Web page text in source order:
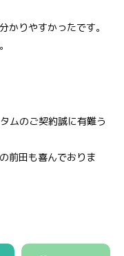
かりやすかったです。
ムのご契約誠に有難う
前田も喜んでおりま